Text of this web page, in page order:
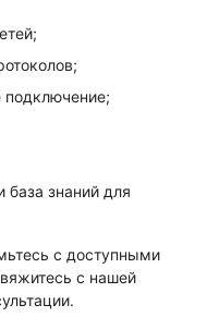
база знаний для
с доступными
с нашей